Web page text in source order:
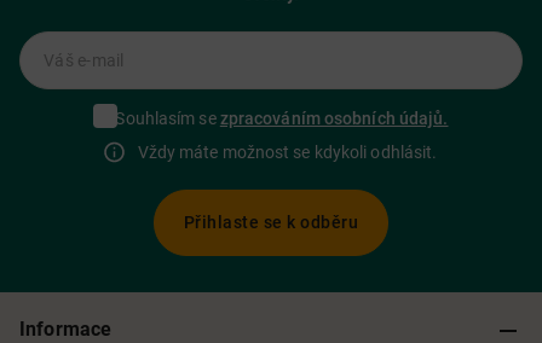
Váš e-mail
Souhlasím sezpracováním osobních údajů.
Vždy máte možnost se kdykoli odhlásit.
Přihlaste se k odběru
Informace